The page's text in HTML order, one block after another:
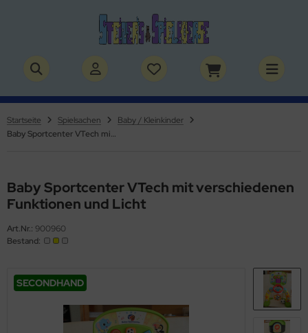
Startseite Spielsachen
Baby / Kleinkinder
Baby Sportcenter VTech mit verschiedenen Funktionen und Licht
Baby Sportcenter VTech mit verschiedenen
Funktionen und Licht
Art.Nr.: 900960
Bestand:
SECONDHAND
& Superhelden